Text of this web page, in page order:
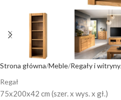
Strona główna Meble Regały i witryny
75x200x42 cm (szer. x wys. x gł.)
Regał